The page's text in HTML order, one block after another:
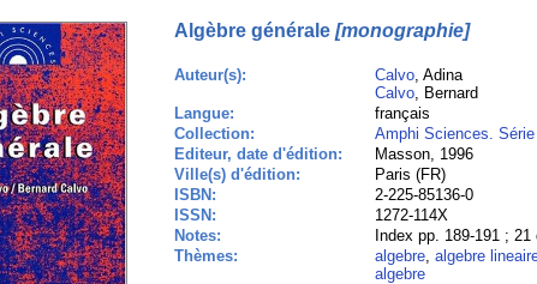
Algèbre générale[monographie]
Auteur(s): Calvo, Adina
Calvo, Bernard
Langue:
français
Collection:
Amphi Sciences.
Editeur, date d'édition:
Masson, 1996
Ville(s) d'édition:
Paris (FR)
ISBN:
2-225-85136-0
ISSN:
1272-114X
Notes:
Index pp. 189-191 ;
Thèmes:
algebre, algebre
algebre